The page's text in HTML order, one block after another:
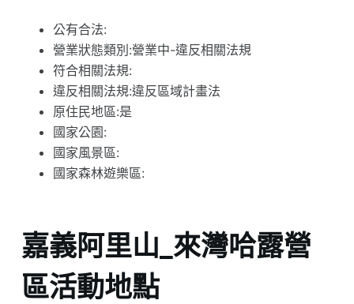
公有合法:
營業狀態類別:營業中-違反相關法規
符合相關法規:
違反相關法規:違反區域計畫法
原住民地區:是
國家公園:
國家風景區:
國家森林遊樂區:
嘉義阿里山_來灣哈露營
區活動地點